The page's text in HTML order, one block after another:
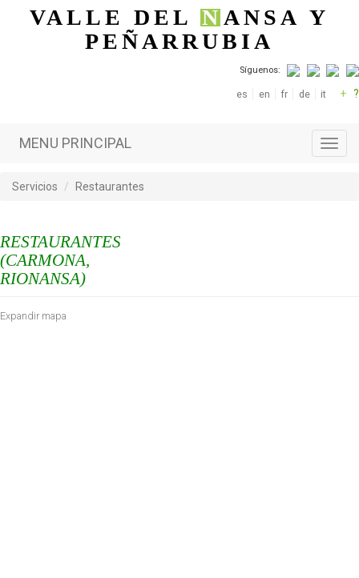
Pasar al contenido principal
VALLE DELNANSA Y
PEÑARRUBIA
Síguenos:
es en fr de it + ?
MENU PRINCIPAL
Servicios Restaurantes
RESTAURANTES
(CARMONA,
RIONANSA)
Expandir mapa